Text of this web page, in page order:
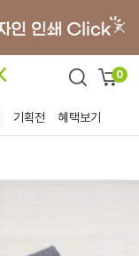
0
기획전 혜택보기